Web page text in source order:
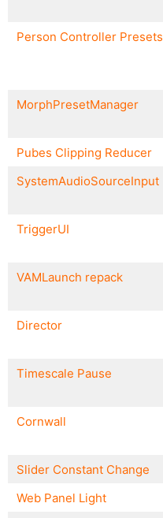
Person Controller Presets
MorphPresetManager
Pubes Clipping Reducer
SystemAudioSourceInput
TriggerUI
VAMLaunch repack
Director
Timescale Pause
Cornwall
Slider Constant Change
Web Panel Light